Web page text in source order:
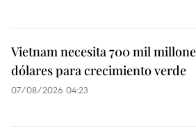
Vietnam necesita 700 mil
dólares para crecimiento verde
07/08/2026 04:23